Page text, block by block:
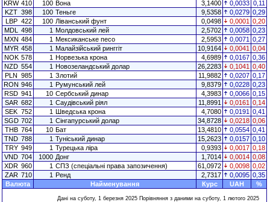
KRW 410 100 Вона 3,1400 0,0033 0,11
KZT 398 100 Теньге 9,5358 0,0279 0,29
LBP 422 100 Ліванський фунт 0,0498 0,0001 0,20
MDL
498 1 Молдовський лей 2,5702 0,0058 0,23
MXN 484 1 Мексиканське песо 2,5953 0,0071 0,27
MYR 458 1 Малайзійський ринггіт 10,9164 0,0041 0,04
NOK 578 1 Норвезька крона 4,6989 0,0167 0,36
NZD 554 1 Новозеландський долар 26,2283 0,1041 0,40
PLN 985 1 Злотий 11,9882 0,0207 0,17
RON 946 1 Румунський лей 9,8379 0,0228 0,23
RSD 941 10 Сербський динар 4,3983 0,0066 0,15
SAR 682 1 Саудівський ріял 11,8991 0,0161 0,14
SEK 752 1 Шведська крона 4,7080 0,0191 0,41
SGD 702 1 Сінгапурський долар 34,8728 0,0218 0,06
THB 764 10 Бат 13,4810 0,0554 0,41
TND 788 1 Туніський динар 15,2623 0,0157 0,10
TRY 949 1 Турецька ліра 0,9393 0,0017 0,18
VND 704 1000 Донг 1,7014 0,0014 0,08
XDR 960 1 СПЗ (спеціальні права запозичення) 61,0972 0,0098 0,02
ZAR 710 1 Ренд 2,7317 0,0095 0,35
Валюта
Найменування Курс UAH %
Дані на суботу, 1 березня 2025 Порівняння з даними на суботу, 1 лютого 2025